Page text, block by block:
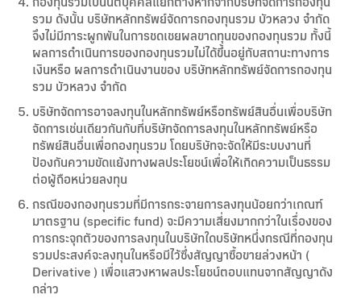
รวม ดังนั้น บริษัทหลักทรัพย์จัดการกองทุนรวม บัวหลวง จำกัด
จึงไม่มีภาระผูกพันในการชดเชยผลขาดทุนของกองทุนรวม ทั้งนี้
ผลการดำเนินการของกองทุนรวมไม่ได้ขึ้นอยู่กับสถานะทางการ
เงินหรือ ผลการดำเนินงานของ บริษัทหลักทรัพย์จัดการกองทุน
รวม บัวหลวง จำกัด
บริษัทจัดการอาจลงทุนในหลักทรัพย์หรือทรัพย์สินอื่นเพื่อบริษัท
จัดการเช่นเดียวกันกับที่บริษัทจัดการลงทุนในหลักทรัพย์หรือ
ทรัพย์สินอื่นเพื่อกองทุนรวม โดยบริษัทจะจัดให้มีระบบงานที่
ป้องกันความขัดแย้งทางผลประโยชน์เพื่อให้เกิดความเป็นธรรม
ต่อผู้ถือหน่วยลงทุน
กรณีของกองทุนรวมที่มีการกระจายการลงทุนน้อยกว่าเกณฑ์
มาตรฐาน (specific fund) จะมีความเสี่ยงมากกว่าในเรื่องของ
การกระจุกตัวของการลงทุนในบริษัทใดบริษัทหนึ่งกรณีที่กองทุน
รวมประสงค์จะลงทุนในหรือมีไว้ซึ่งสัญญาซื้อขายล่วงหน้า (
Derivative ) เพื่อแสวงหาผลประโยชน์ตอบแทนจากสัญญาดัง
กล่าว